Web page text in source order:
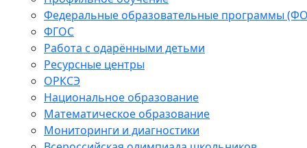
Федеральные образовательные программы
ФГОС
Работа с одарёнными детьми
Ресурсные центры
ОРКСЭ
Национальное образование
Математическое образование
Мониторинги и диагностики